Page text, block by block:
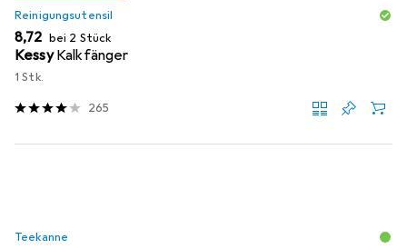
Reinigungsutensil
EUR
8,72 bei 2 Stück
Kessy Kalkfänger
1 Stk.
265
Teekanne